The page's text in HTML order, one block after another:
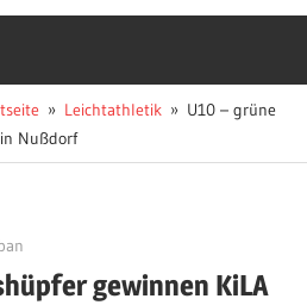
Leichtathletik
U10 – grüne
Nußdorf
gewinnen KiLA